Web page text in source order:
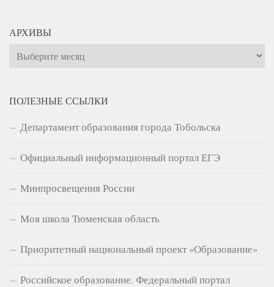
АРХИВЫ
Архивы
ПОЛЕЗНЫЕ ССЫЛКИ
Департамент образования города Тобольска
Официальный информационный портал ЕГЭ
Минпросвещения России
Моя школа Тюменская область
Приоритетный национальный проект «Образование»
Российское образование. Федеральный портал